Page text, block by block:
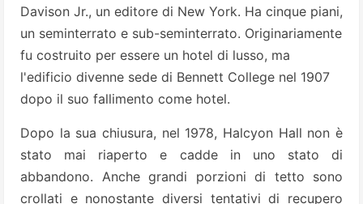
Davison Jr., un editore di New York. Ha cinque piani,
un seminterrato e sub-seminterrato. Originariamente
fu costruito per essere un hotel di lusso, ma
l'edificio divenne sede di Bennett College nel 1907
dopo il suo fallimento come hotel.
Dopo la sua chiusura, nel 1978, Halcyon Hall non è
stato mai riaperto e cadde in uno stato di
abbandono. Anche grandi porzioni di tetto sono
crollati e nonostante diversi tentatividi recupero